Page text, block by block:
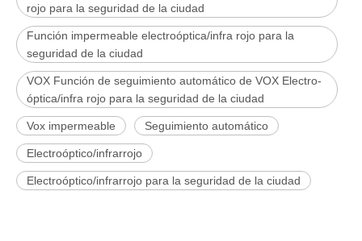
rojo para la seguridad de la ciudad
Función impermeable electroóptica/infra rojo para la
seguridad de la ciudad
VOX Función de seguimiento automático de VOX Electro-
óptica/infra rojo para la seguridad de la ciudad
Vox impermeable Seguimiento automático
Electroóptico/infrarrojo
Electroóptico/infrarrojo para la seguridad de la ciudad